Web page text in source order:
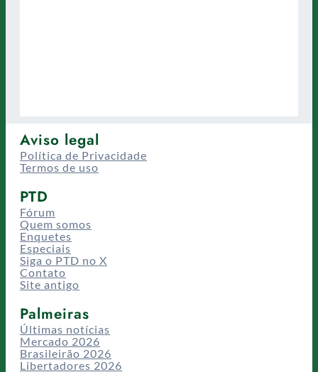
Aviso legal
Política de Privacidade
Termos de uso
PTD
Fórum
Quem somos
Enquetes
Especiais
Siga o PTD no X
Contato
Site antigo
Palmeiras
Últimas notícias
Mercado 2026
Brasileirão 2026
Libertadores 2026